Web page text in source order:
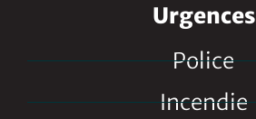
Urgences
Police
Incendie